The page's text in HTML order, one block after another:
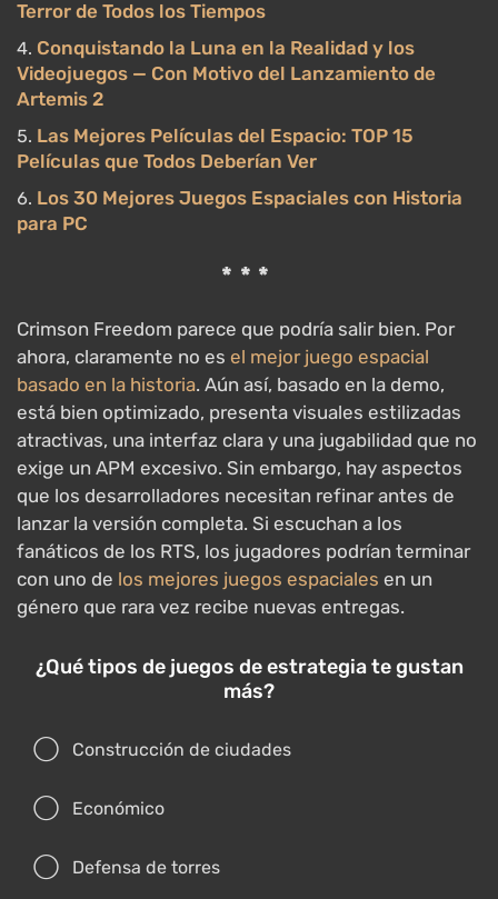
Terror de Todos los Tiempos
Conquistando la Luna en la Realidad y los
Videojuegos — Con Motivo del Lanzamiento de
Artemis 2
Las Mejores Películas del Espacio: TOP 15
Películas que Todos Deberían Ver
Los 30 Mejores Juegos Espaciales con Historia
para PC
***
Crimson Freedom parece que podría salir bien. Por
ahora, claramente no es el mejor juego espacial
basado en la historia. Aún así, basado en la demo,
está bien optimizado, presenta visuales estilizadas
atractivas, una interfaz clara y una jugabilidad que no
exige un APM excesivo. Sin embargo, hay aspectos
que los desarrolladores necesitan refinar antes de
lanzar la versión completa. Si escuchan a los
fanáticos de los RTS, los jugadores podrían terminar
con uno de los mejores juegos espaciales en un
género que rara vez recibe nuevas entregas.
¿Qué tipos de juegos de estrategia te gustan
más?
Construcción de ciudades
Económico
Defensa de torres